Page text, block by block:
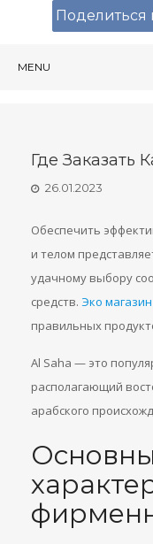
MENU
Где Заказать
26.01.2023
Обеспечить
и телом
удачному выбору
средств. Эко магазин
правильных
Al Saha — это
располагающий
арабского
Поделиться